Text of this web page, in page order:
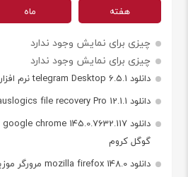
هفته ماه
چیزی برای نمایش وجود ندارد
چیزی برای نمایش وجود ندارد
دانلود telegram Desktop 6.5.1 نرم افزار رایگان تلگرام دسکتاپ
دانلود auslogics file recovery Pro 12.1.1 نرم افزار بازیابی اطلاعات
گوگل کروم
دانلود mozilla firefox 148.0 مرورگر موزیلا فایرفاکس